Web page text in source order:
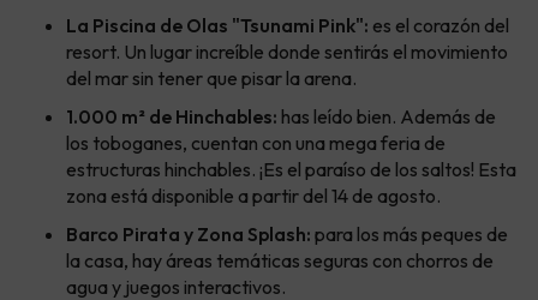
La Piscina de Olas "Tsunami Pink": es el corazón del
resort. Un lugar increíble donde sentirás el movimiento
del mar sin tener que pisar la arena.
1.000 m² de Hinchables: has leído bien. Además de
los toboganes, cuentan con una mega feria de
estructuras hinchables. ¡Es el paraíso de los saltos! Esta
zona está disponible a partir del 14 de agosto.
Barco Pirata y Zona Splash: para los más peques de
la casa, hay áreas temáticas seguras con chorros de
agua y juegos interactivos.